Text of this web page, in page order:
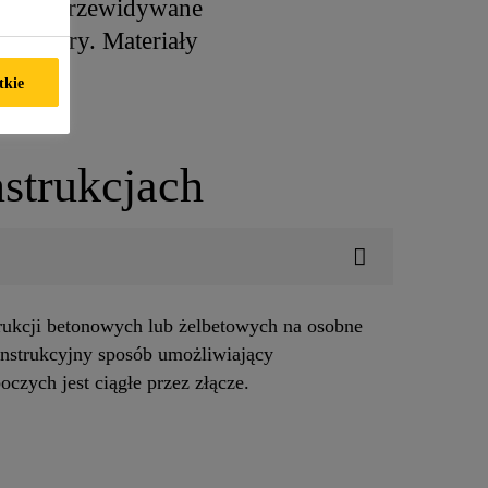
przewidywane
Materiały
betonowych lub żelbetowych na osobne
sposób umożliwiający
jest ciągłe przez złącze.